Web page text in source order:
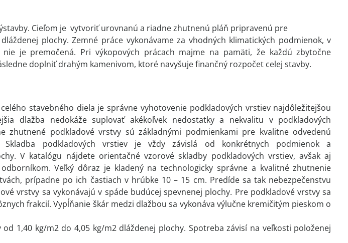
Cieľom je vytvoriť urovnanú a riadne zhutnenú pláň pripravenú pre
plochy. Zemné práce vykonávame za vhodných klimatických podmienok, v
je premočená. Pri výkopových prácach majme na pamäti, že každú zbytočne
doplniť drahým kamenivom, ktoré navyšuje finančný rozpočet celej stavby.
stavebného diela je správne vyhotovenie podkladových vrstiev najdôležitejšou
dlažba nedokáže suplovať akékoľvek nedostatky a nekvalitu v podkladových
zhutnené podkladové vrstvy sú základnými podmienkami pre kvalitne odvedenú
podkladových vrstiev je vždy závislá od konkrétnych podmienok a
V katalógu nájdete orientačné vzorové skladby podkladových vrstiev, avšak aj
Veľký dôraz je kladený na technologicky správne a kvalitné zhutnenie
prípadne po ich častiach v hrúbke 10 – 15 cm. Predíde sa tak nebezpečenstvu
vrstvy sa vykonávajú v spáde budúcej spevnenej plochy. Pre podkladové vrstvy sa
frakcií. Vypĺňanie škár medzi dlažbou sa vykonáva výlučne kremičitým pieskom o
1,40 kg/m2 do 4,05 kg/m2 dláždenej plochy. Spotreba závisí na veľkosti položenej